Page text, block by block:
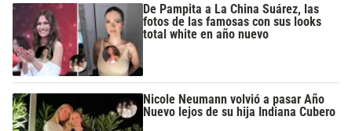
De Pampita a La China Suárez, las
fotos de las famosas con sus looks
total white en año nuevo
Nicole Neumann volvió a pasar Año
Nuevo lejos de su hija Indiana Cubero